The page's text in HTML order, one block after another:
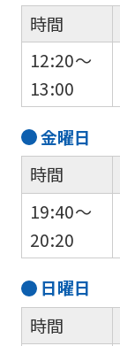
時間
12:20～
13:00
金曜日
時間
19:40～
20:20
日曜日
時間